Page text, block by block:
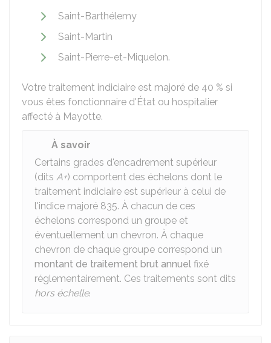
Saint-Barthélemy
Saint-Martin
Saint-Pierre-et-Miquelon.
Votre traitement indiciaire est majoré de 40 % si
vous êtes fonctionnaire d'État ou hospitalier
affecté à Mayotte.
À savoir
Certains grades d'encadrement supérieur
(dits A+) comportent des échelons dont le
traitement indiciaire est supérieur à celui de
l'indice majoré 835. À chacun de ces
échelons correspond un groupe et
éventuellement un chevron. À chaque
chevron de chaque groupe correspond un
montant de traitement brut annuel fixé
réglementairement. Ces traitements sont dits
hors échelle.